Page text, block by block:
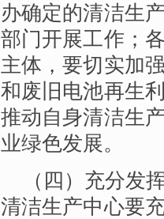
办确定的清洁生
部门开展工作；
主体，要切实加
和废旧电池再生
推动自身清洁生
业绿色发展。
（四）充分发
清洁生产中心要